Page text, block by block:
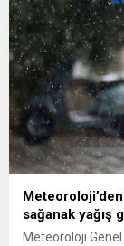
sağanak yağış
Meteoroloji